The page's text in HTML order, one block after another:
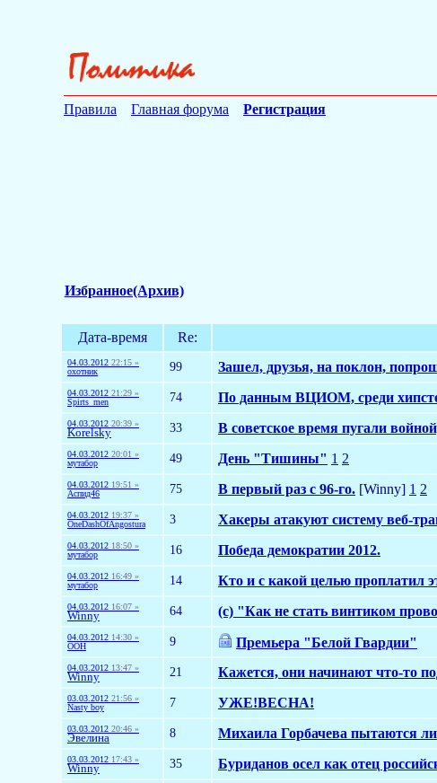
Правила Главная форума Регистрация
Избранное(Архив)
Дата-время Re:
04.03.2012 22:15 »
охотник
99 Зашел, друзья, на поклон,
04.03.2012 21:29 »
Spirts_men
74 По данным ВЦИОМ, среди
04.03.2012 20:39 »
Korelsky 33 В советское время пугали
04.03.2012 20:01 »
мутабор
49 День "Тишины" 1 2
04.03.2012 19:51 »
Аспид46
75 В первый раз с 96-го. [Winny] 1 2
04.03.2012 19:37 »
OneDashOfAngostura
3 Хакеры атакуют систему веб-
04.03.2012 18:50 »
мутабор
16 Победа демократии 2012.
04.03.2012 16:49 »
мутабор
14 Кто и с какой целью проплатил
04.03.2012 16:07 »
Winny 64 (с) "Как не стать винтиком
04.03.2012 14:30 »
ООН
9 Премьера "Белой Гвардии"
04.03.2012 13:47 »
Winny 21 Кажется, они начинают что-то
03.03.2012 21:56 »
Nasty boy
7 УЖЕ!ВЕСНА!
03.03.2012 20:46 »
Эвелина 8 Михаила Горбачева пытаются
03.03.2012 17:43 »
Winny 35 Буриданов осел как отец